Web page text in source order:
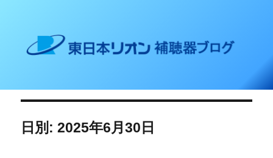
東日本リオン 補聴器ブログ
日別: 2025年6月30日